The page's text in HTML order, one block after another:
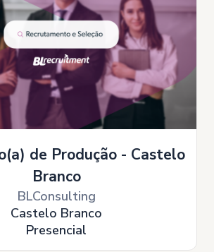
de Produção - Castelo
Branco
BLConsulting
Castelo Branco
Presencial